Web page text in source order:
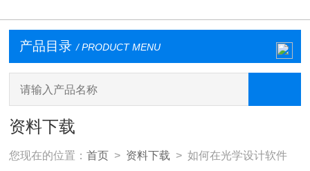
产品目录 / PRODUCT MENU
资料下载
您现在的位置：首页 > 资料下载 > 如何在光学设计软件